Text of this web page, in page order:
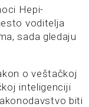
Hepi-
voditelja
sada gledaju
o veštačkoj
inteligenciji
biti